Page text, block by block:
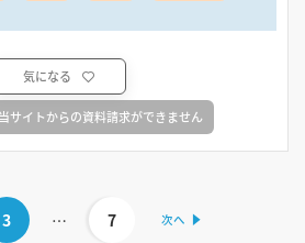
気になる
サイトからの資料請求ができません
3 … 7